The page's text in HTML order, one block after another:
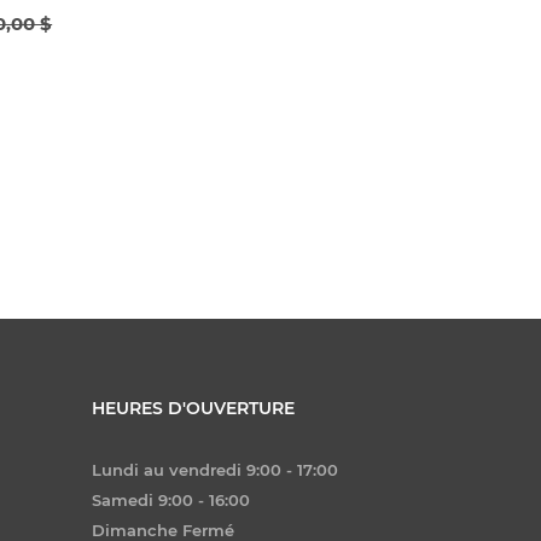
$
HEURES D'OUVERTURE
Lundi au vendredi 9:00 - 17:00
Samedi 9:00 - 16:00
Dimanche Fermé